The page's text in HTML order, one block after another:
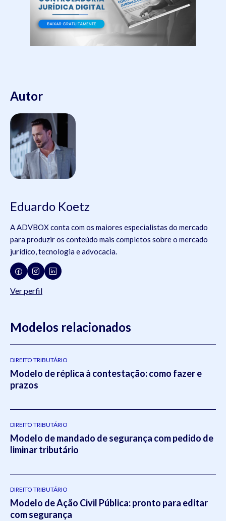
Autor
Eduardo Koetz
A ADVBOX conta com os maiores especialistas do mercado
para produzir os conteúdo mais completos sobre o mercado
jurídico, tecnologia e advocacia.
Ver perfil
Modelos relacionados
DIREITO TRIBUTÁRIO
Modelo de réplica à contestação: como fazer e
prazos
DIREITO TRIBUTÁRIO
Modelo de mandado de segurança com pedido de
liminar tributário
DIREITO TRIBUTÁRIO
Modelo de Ação Civil Pública: pronto para editar
com segurança